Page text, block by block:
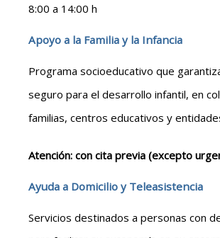
8:00 a 14:00 h
Apoyo a la Familia y la Infancia
Programa socioeducativo que
seguro para el desarrollo infantil, en
familias, centros educativos y
Atención: con cita previa (excepto
Ayuda a Domicilio y Teleasistencia
Servicios destinados a personas con